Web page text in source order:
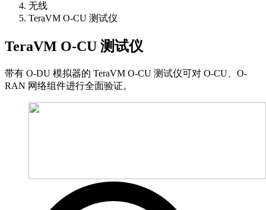
无线
TeraVM O-CU 测试仪
TeraVM O-CU 测试仪
带有 O-DU 模拟器的 TeraVM O-CU 测试仪可对 O-CU、O-
RAN 网络组件进行全面验证。